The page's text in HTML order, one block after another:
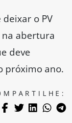
o PV
abertura
deve
próximo ano.